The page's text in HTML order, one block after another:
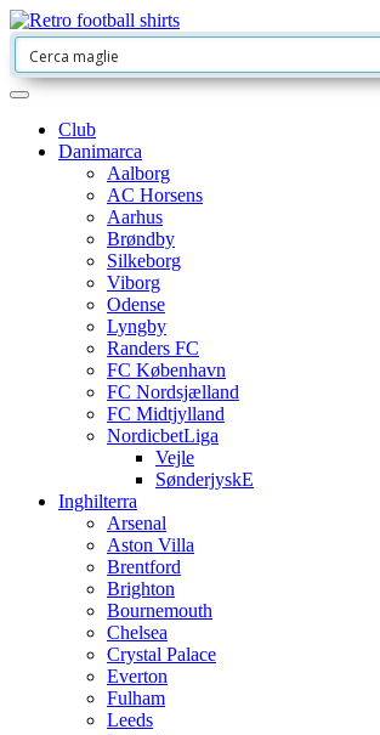
Club
Danimarca
Aalborg
AC Horsens
Aarhus
Brøndby
Silkeborg
Viborg
Odense
Lyngby
Randers FC
FC København
FC Nordsjælland
FC Midtjylland
NordicbetLiga
Vejle
SønderjyskE
Inghilterra
Arsenal
Aston Villa
Brentford
Brighton
Bournemouth
Chelsea
Crystal Palace
Everton
Fulham
Leeds